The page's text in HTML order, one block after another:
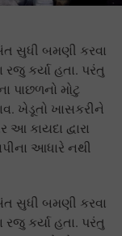
સુધી બમણી કરવા
કર્યા હતા. પરંતુ
પાછળનો મોટુ
ખેડૂતો ખાસકરીને
કાયદા દ્વારા
આધારે નથી
સુધી બમણી કરવા
કર્યા હતા. પરંતુ